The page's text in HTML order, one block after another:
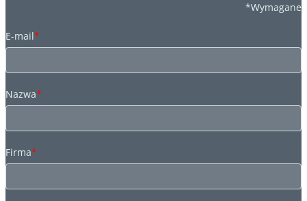
*Wymagane
E-mail*
Nazwa*
Firma*